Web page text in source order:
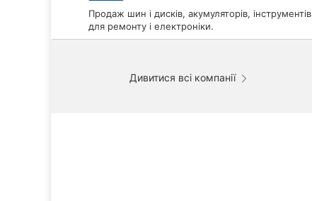
Продаж шин і дисків, акумуляторів, інструментів
для ремонту і електроніки.
Дивитися всі компанії